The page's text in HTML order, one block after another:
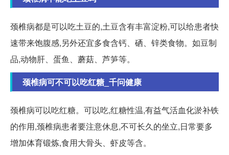
颈椎病都是可以吃土豆的,土豆含有丰富淀粉,可以给患者快
速带来饱腹感,另外还宜多食含钙、硒、锌类食物。如豆制
品,动物肝、蛋鱼、蘑菇、芦笋等。
颈椎病可不可以吃红糖_千问健康
颈椎病可以吃红糖。可以吃,红糖性温,有益气活血化淤补铁
的作用,颈椎病患者要注意休息,不可长久的坐立,日常要多
增加体育锻炼,食用大骨头、虾皮等含。